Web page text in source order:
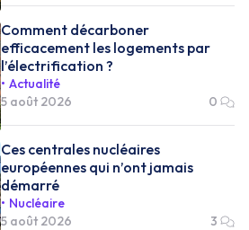
Comment décarboner
efficacement les logements par
l’électrification ?
Actualité
5 août 2026
0
Ces centrales nucléaires
européennes qui n’ont jamais
démarré
Nucléaire
5 août 2026
3